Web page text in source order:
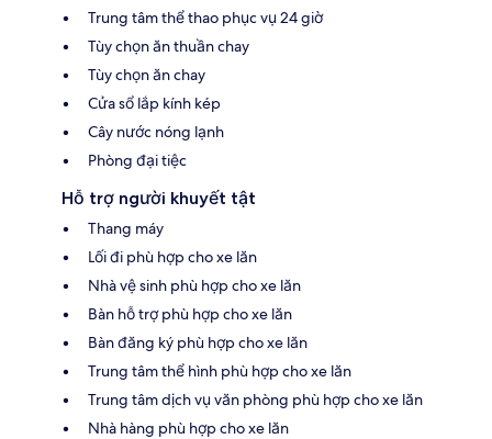
Trung tâm thể thao phục vụ 24 giờ
Tùy chọn ăn thuần chay
Tùy chọn ăn chay
Cửa sổ lắp kính kép
Cây nước nóng lạnh
Phòng đại tiệc
Hỗ trợ người khuyết tật
Thang máy
Lối đi phù hợp cho xe lăn
Nhà vệ sinh phù hợp cho xe lăn
Bàn hỗ trợ phù hợp cho xe lăn
Bàn đăng ký phù hợp cho xe lăn
Trung tâm thể hình phù hợp cho xe lăn
Trung tâm dịch vụ văn phòng phù hợp cho xe lăn
Nhà hàng phù hợp cho xe lăn